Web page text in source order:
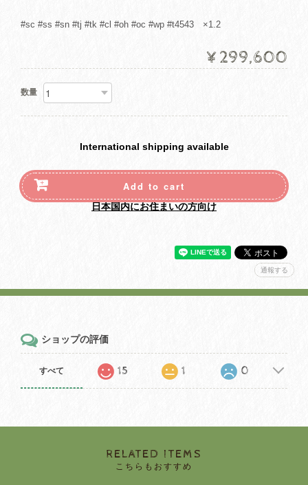
#sc #ss #sn #tj #tk #cl #oh #oc #wp #t4543 ×1.2
¥299,600
数量
International shipping available
Add to cart
日本国内にお住まいの方向け
通報する
ショップの評価
すべて 15 1 0
RELATED ITEMS
こちらもおすすめ